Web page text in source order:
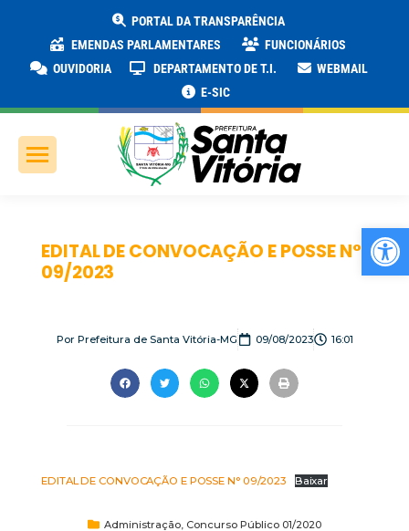
PORTAL DA TRANSPARÊNCIA
EMENDAS PARLAMENTARES
FUNCIONÁRIOS
OUVIDORIA
DEPARTAMENTO DE T.I.
WEBMAIL
E-SIC
EDITAL DE CONVOCAÇÃO E POSSE N°
09/2023
PorPrefeitura de Santa Vitória-MG 09/08/2023 16:01
EDITAL DE CONVOCAÇÃO E POSSE N° 09/2023 Baixar
Administração Concurso Público 01/2020